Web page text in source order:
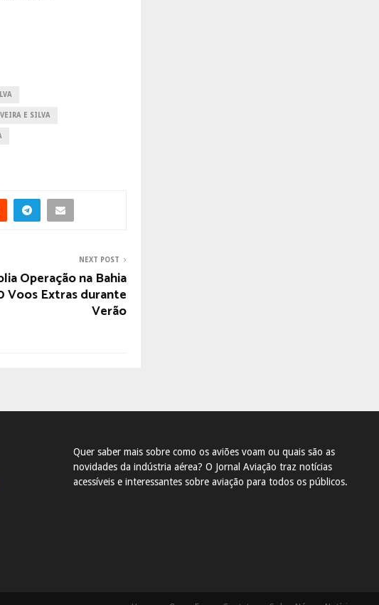
E SILVA
NEXT POST
Operação na Bahia
Voos Extras durante
Verão
Quer saber mais sobre como os aviões voam ou quais são as
novidades da indústria aérea? O Jornal Aviação traz notícias
acessíveis e interessantes sobre aviação para todos os públicos.